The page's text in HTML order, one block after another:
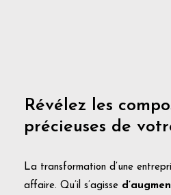
Révélez les
précieuses de
La transformation d’une
affaire. Qu’il s’agisse